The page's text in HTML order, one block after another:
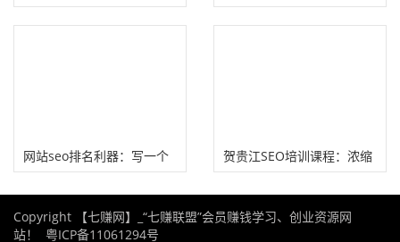
细sitemap设置教程)
量？取决于“量”！
网站seo排名利器：写一个
贺贵江SEO培训课程：浓缩
SEO视频课程
Copyright 【七赚网】_“七赚联盟”会员赚钱学习、创业资源网
站！ 粤ICP备11061294号